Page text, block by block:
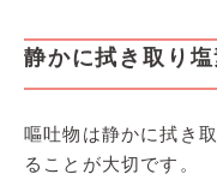
静かに拭き取り
嘔吐物は静かに拭き
ることが大切です。